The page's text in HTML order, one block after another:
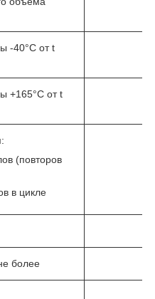
-40°С от t
+165°С от t
(повторов
в цикле
более